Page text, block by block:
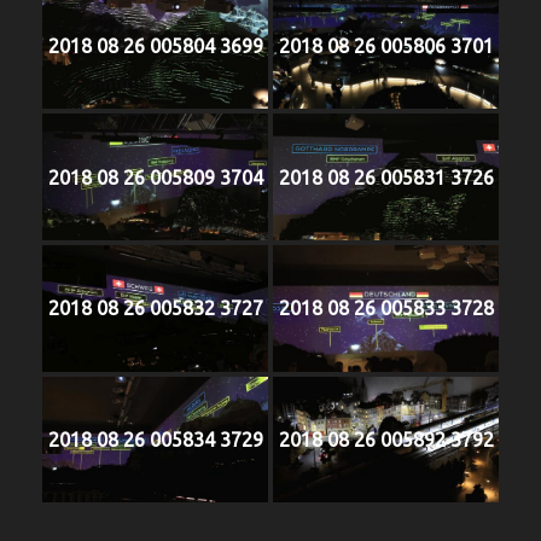
2018 08 26 005804 3699 2018 08 26 005806 3701
2018 08 26 005809 3704 2018 08 26 005831 3726
2018 08 26 005832 3727 2018 08 26 005833 3728
2018 08 26 005834 3729 2018 08 26 005892 3792